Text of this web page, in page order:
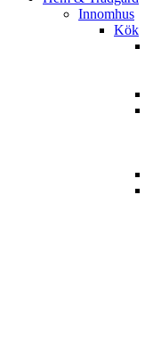
Innomhus
Kök